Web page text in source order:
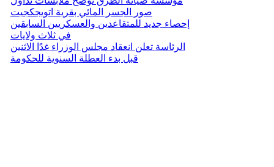
صور الجسر المائي بقرية اتويجكجيت
إحصاء جديد للمتقاعدين والعسكريين السابقين
في ثلاث ولايات
الرئاسة تعلن انعقاد مجلس الوزراء غدًا الاثنين
قبل بدء العطلة السنوية للحكومة